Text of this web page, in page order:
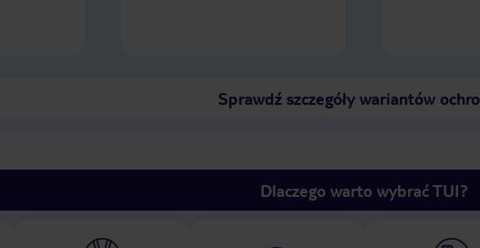
Sprawdź szczegóły wariantów
Dlaczego warto wybrać TUI?